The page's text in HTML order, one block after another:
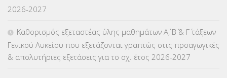
ΜΕΤΑΦΟΡΑ ΜΑΘΗΤΩΝ(3)
2026-2027
Καθορισμός εξεταστέας ύλης μαθημάτων Α΄, Β΄ & Γ΄ τάξεων
Γενικού Λυκείου που εξετάζονται γραπτώς στις προαγωγικές
& απολυτήριες εξετάσεις για το σχ. έτος 2026-2027